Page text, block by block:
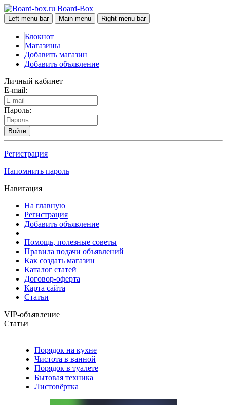
Board-Box
Left menu bar Main menu Right menu bar
Блокнот
Магазины
Добавить магазин
Добавить объявление
Личный кабинет
E-mail:
Пароль:
Войти
Регистрация
Напомнить пароль
Навигация
На главную
Регистрация
Добавить объявление
Помощь, полезные советы
Правила подачи объявлений
Как создать магазин
Каталог статей
Договор-оферта
Карта сайта
Статьи
VIP-объявление
Статьи
Порядок на кухне
Чистота в ванной
Порядок в туалете
Бытовая техника
Листовёртка